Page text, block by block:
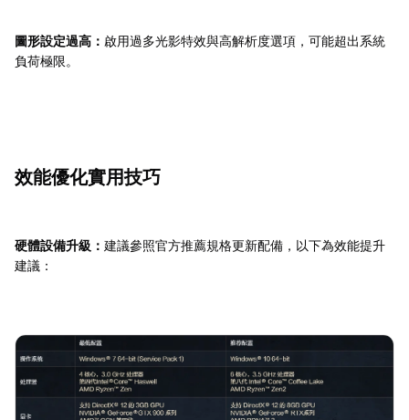
圖形設定過高： 啟用過多光影特效與高解析度選項，可能超出系統
負荷極限。
效能優化實用技巧
硬體設備升級： 建議參照官方推薦規格更新配備，以下為效能提升
建議：